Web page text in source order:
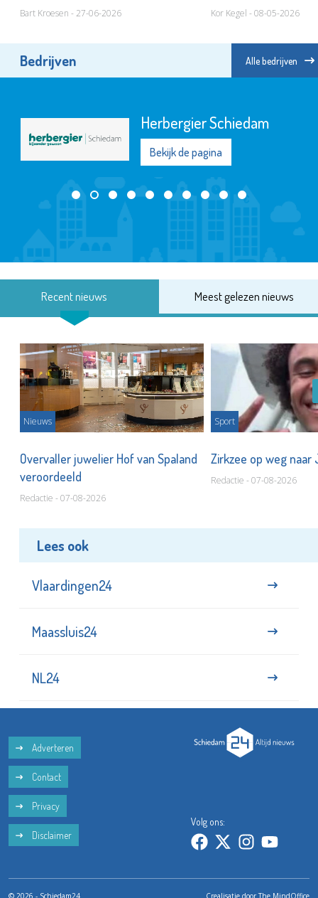
Bart Kroesen - 27-06-2026 Kor Kegel - 08-05-2026
Bedrijven Alle bedrijven
Herbergier Schiedam
Bekijk de pagina
Recent nieuws Meest gelezen nieuws
Nieuws
Overvaller juwelier Hof van Spaland
veroordeeld
Redactie - 07-08-2026
Sport
Zirkzee op weg
Redactie - 07-08-2026
Lees ook
Vlaardingen24
Maassluis24
NL24
Adverteren
Contact
Privacy
Disclaimer
Volg ons:
© 2026 - Schiedam24 Crealisatie doorThe MindOffice